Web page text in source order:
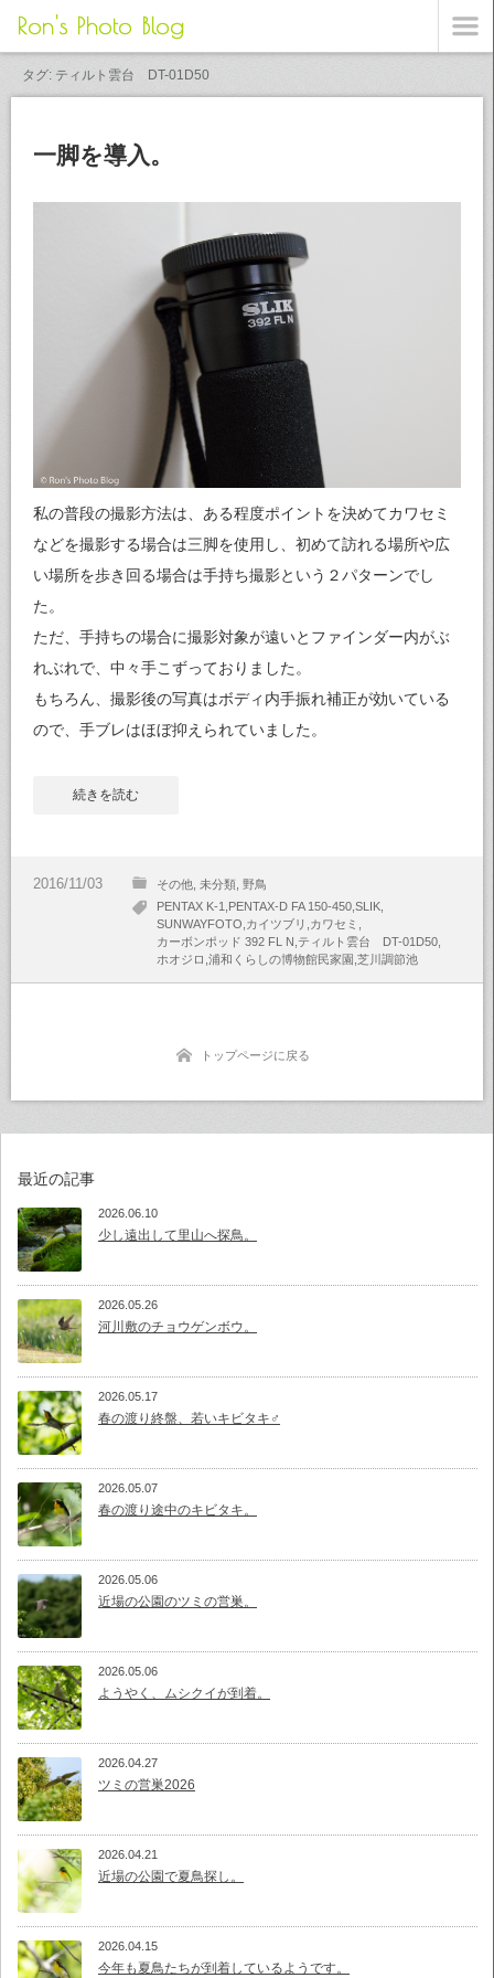
Ron's Photo Blog
タグ: ティルト雲台 DT-01D50
一脚を導入。
私の普段の撮影方法は、ある程度ポイントを決めてカワセミ
などを撮影する場合は三脚を使用し、初めて訪れる場所や広
い場所を歩き回る場合は手持ち撮影という２パターンでし
た。
ただ、手持ちの場合に撮影対象が遠いとファインダー内がぶ
れぶれで、中々手こずっておりました。
もちろん、撮影後の写真はボディ内手振れ補正が効いている
ので、手ブレはほぼ抑えられていました。
続きを読む
その他 未分類 野鳥
PENTAX K-1 PENTAX-D FA 150-450 SLIK
SUNWAYFOTO カイツブリ カワセミ
カーボンポッド 392 FL N ティルト雲台 DT-01D50
ホオジロ 浦和くらしの博物館民家園 芝川調節池
トップページに戻る
最近の記事
2026.06.10
少し遠出して里山へ探鳥。
2026.05.26
河川敷のチョウゲンボウ。
2026.05.17
春の渡り終盤、若いキビタキ♂
2026.05.07
春の渡り途中のキビタキ。
2026.05.06
近場の公園のツミの営巣。
2026.05.06
ようやく、ムシクイが到着。
2026.04.27
ツミの営巣2026
2026.04.21
近場の公園で夏鳥探し。
2026.04.15
今年も夏鳥たちが到着しているようです。